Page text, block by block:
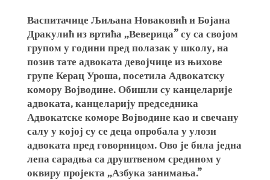
Васпитачице Љиљана Новаковић и Бојана
Дракулић из вртића ,,Веверица” су са својом
групом у години пред полазак у школу, на
позив тате адвоката девојчице из њихове
групе Керац Уроша, посетила Адвокатску
комору Војводине. Обишли су канцеларије
адвоката, канцеларију председника
Адвокатске коморе Војводине као и свечану
салу у којој су се деца опробала у улози
адвоката пред говорницом. Ово је била једна
лепа сарадња са друштвеном средином у
оквиру пројекта ,,Азбука занимања.”